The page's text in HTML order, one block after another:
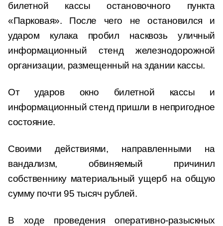
билетной кассы остановочного пункта
«Парковая». После чего не остановился и
ударом кулака пробил насквозь уличный
информационный стенд железнодорожной
организации, размещенный на здании кассы.
От ударов окно билетной кассы и
информационный стенд пришли в непригодное
состояние.
Своими действиями, направленными на
вандализм, обвиняемый причинил
собственнику материальный ущерб на общую
сумму почти 95 тысяч рублей.
В ходе проведения оперативно-разыскных